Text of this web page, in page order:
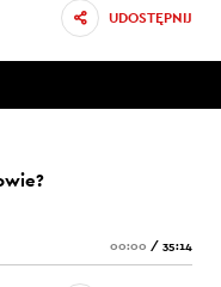
UDOSTĘPNIJ
00:00 / 35:14